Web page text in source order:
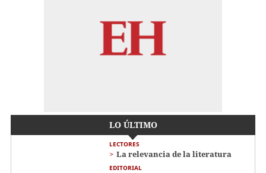
LO ÚLTIMO
LECTORES
La relevancia de la literatura
EDITORIAL